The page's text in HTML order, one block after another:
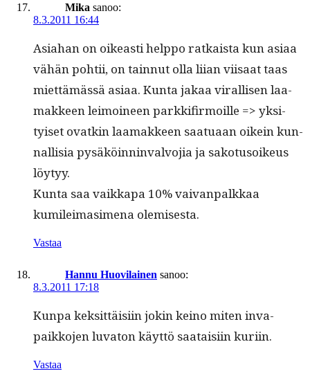
Mika sanoo:
8.3.2011 16:44
Asi­a­han on oikeasti help­po ratkaista kun asi­aa
vähän pohtii, on tain­nut olla liian viisaat taas
miet­tämässä asi­aa. Kun­ta jakaa viral­lisen laa­
mak­keen leimoi­neen parkki­fir­moille => yksi­
tyiset ovatkin laa­mak­keen saat­u­aan oikein kun­
nal­lisia pysäköin­nin­valvo­jia ja sako­tu­soikeus
löytyy.
Kun­ta saa vaikka­pa 10% vaivan­palkkaa
kumileimasi­me­na olemisesta.
Vastaa
Hannu Huovilainen sanoo:
8.3.2011 17:18
Kun­pa kek­sit­täisi­in jokin keino miten inva­
paikko­jen luva­ton käyt­tö saataisi­in kuriin.
Vastaa